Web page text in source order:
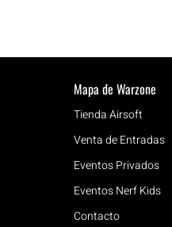
Mapa de Warzone
Tienda Airsoft
Venta de Entradas
Eventos Privados
Eventos Nerf Kids
Contacto